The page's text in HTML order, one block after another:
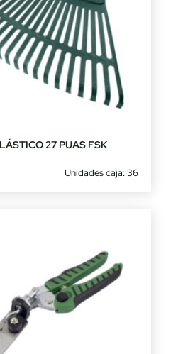
27 PUAS FSK
Unidades caja: 36